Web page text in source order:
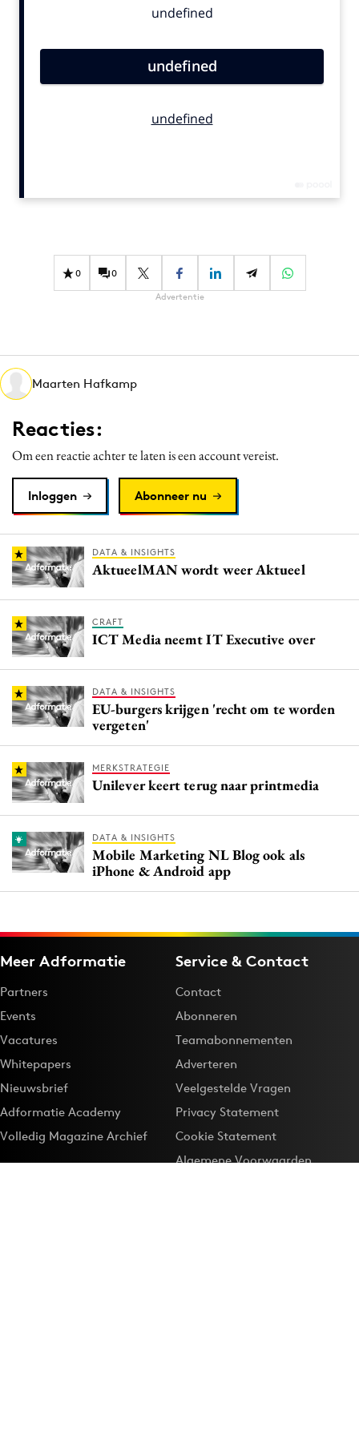
Contentmarketing
Effectiviteit
Gedragsverandering
Martech
Media
Merkstrategie
PR
Programmatic
Reputatie & crisis
0 0
Advertentie
Maarten Hafkamp
Reacties:
Om een reactie achter te laten is een account vereist.
Inloggen Abonneer nu
DATA & INSIGHTS
AktueelMAN wordt weer Aktueel
CRAFT
ICT Media neemt IT Executive over
DATA & INSIGHTS
EU-burgers krijgen 'recht om te worden
vergeten'
MERKSTRATEGIE
Unilever keert terug naar printmedia
DATA & INSIGHTS
Mobile Marketing NL Blog ook als
iPhone & Android app
Meer Adformatie
Partners
Events
Vacatures
Whitepapers
Nieuwsbrief
Adformatie Academy
Volledig Magazine Archief
Service & Contact
Contact
Abonneren
Teamabonnementen
Adverteren
Veelgestelde Vragen
Privacy Statement
Cookie Statement
Algemene Voorwaarden